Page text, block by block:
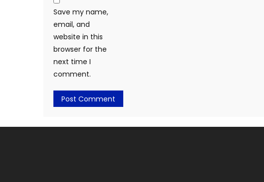
Save my name,
email, and
website in this
browser for the
next time I
comment.